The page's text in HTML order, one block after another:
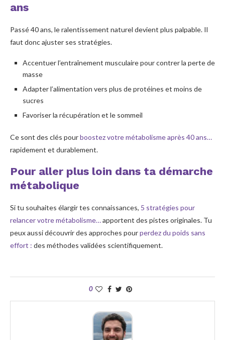
ans
Passé 40 ans, le ralentissement naturel devient plus palpable. Il
faut donc ajuster ses stratégies.
Accentuer l’entraînement musculaire pour contrer la perte de
masse
Adapter l’alimentation vers plus de protéines et moins de
sucres
Favoriser la récupération et le sommeil
Ce sont des clés pourboostez votre métabolisme après 40 ans…
rapidement et durablement.
Pour aller plus loin dans ta démarche
métabolique
Si tu souhaites élargir tes connaissances, 5 stratégies pour
relancer votre métabolisme…apportent des pistes originales. Tu
peux aussi découvrir des approches pourperdez du poids sans
effort : des méthodes validées scientifiquement.
0